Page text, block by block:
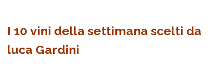
I 10 vini della settimana scelti da
luca Gardini